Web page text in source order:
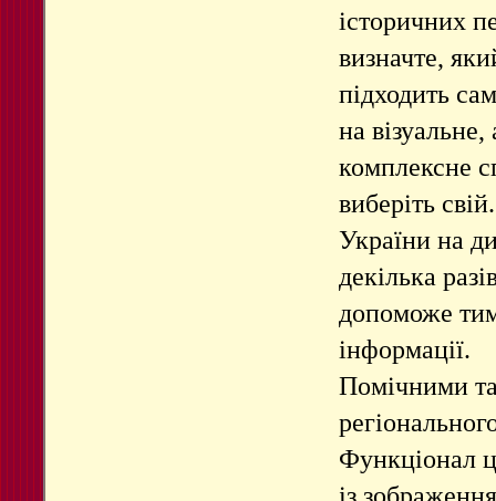
історичних
визначте,
підходить
на візуальне,
комплексне
виберіть
України на
декілька
допоможе
інформації.
Помічними
Функціонал
із